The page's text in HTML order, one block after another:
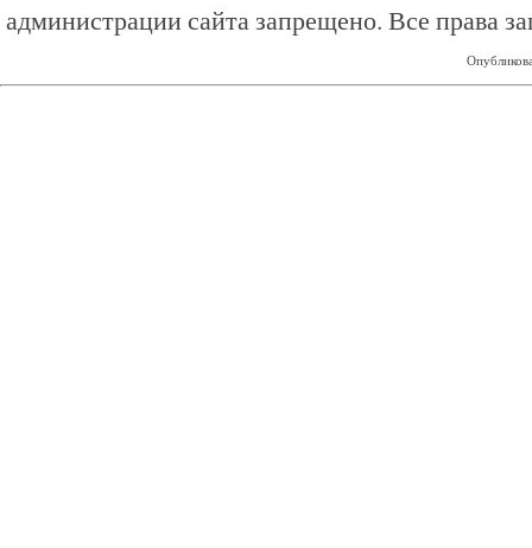
администрации сайта запрещено. Все права